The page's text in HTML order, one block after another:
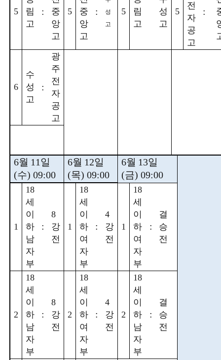
5
림
고
:
중
앙
고
5
중
앙
고
:
성
고
5
림
고
성
고
5
전
자
공
고
:
6
수
성
고
:
광
주
전
자
공
고
6월 11일
(수) 09:00
6월 12일
(목) 09:00
6월 13일
(금) 09:00
1
18
세
이
하
남
자
부
:
8
강
전
1
18
세
이
하
여
자
부
:
4
강
전
1
18
세
이
하
여
자
부
:
결
승
전
2
18
세
이
하
남
자
부
:
8
강
전
2
18
세
이
하
여
자
부
:
4
강
전
2
18
세
이
하
남
자
부
:
결
승
전